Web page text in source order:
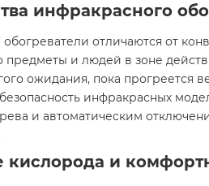
инфракрасного
отличаются от
предметы и людей в зоне
ожидания, пока
инфракрасных
и автоматическим
кислорода и